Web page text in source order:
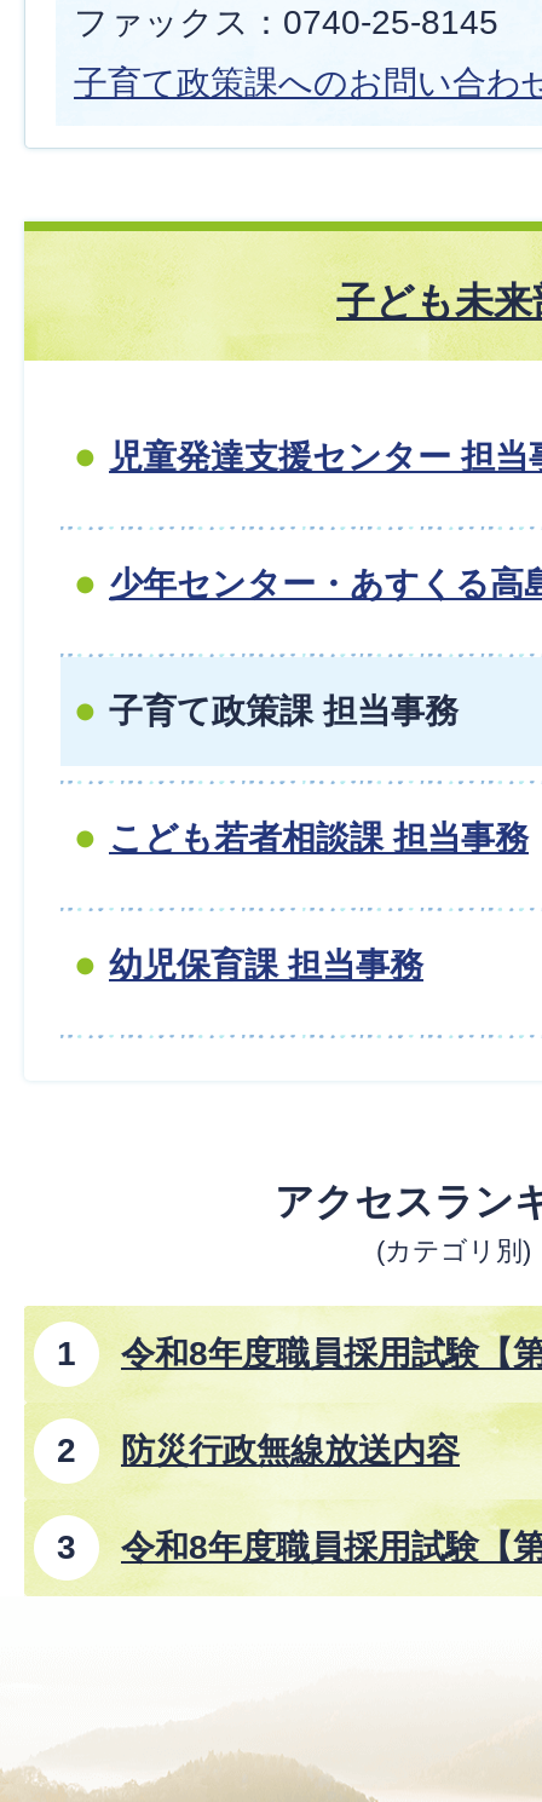
ファックス：0740-25-8145
子育て政策課へのお問い合わ
子ども未来
児童発達支援センター 担当
少年センター・あすくる高
子育て政策課 担当事務
こども若者相談課 担当事務
幼児保育課 担当事務
アクセスラン
(カテゴリ別)
令和8年度職員採用試験【
防災行政無線放送内容
令和8年度職員採用試験【